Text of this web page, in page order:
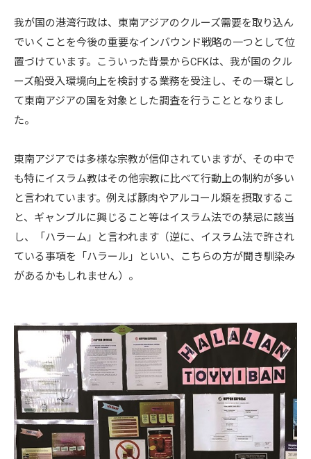
我が国の港湾行政は、東南アジアのクルーズ需要を取り込ん
でいくことを今後の重要なインバウンド戦略の一つとして位
置づけています。こういった背景からCFKは、我が国のクル
ーズ船受入環境向上を検討する業務を受注し、その一環とし
て東南アジアの国を対象とした調査を行うこととなりまし
た。
東南アジアでは多様な宗教が信仰されていますが、その中で
も特にイスラム教はその他宗教に比べて行動上の制約が多い
と言われています。例えば豚肉やアルコール類を摂取するこ
と、ギャンブルに興じること等はイスラム法での禁忌に該当
し、「ハラーム」と言われます（逆に、イスラム法で許され
ている事項を「ハラール」といい、こちらの方が聞き馴染み
があるかもしれません）。